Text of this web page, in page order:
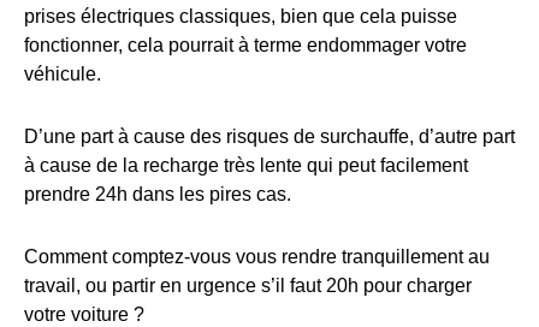
prises électriques classiques, bien que cela puisse
fonctionner, cela pourrait à terme endommager votre
véhicule.
D’une part à cause des risques de surchauffe, d’autre part
à cause de la recharge très lente qui peut facilement
prendre 24h dans les pires cas.
Comment comptez-vous vous rendre tranquillement au
travail, ou partir en urgence s’il faut 20h pour charger
votre voiture ?